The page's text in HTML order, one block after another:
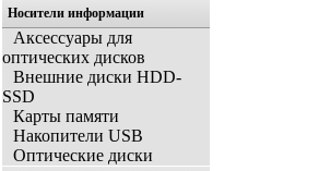
Носители информации
Аксессуары для
оптических дисков
Внешние диски HDD-
SSD
Карты памяти
Накопители USB
Оптические диски